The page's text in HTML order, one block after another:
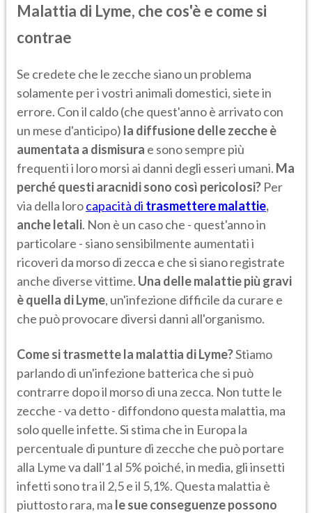
Malattia di Lyme, che cos'è e come si
contrae
Se credete che le zecche siano un problema
solamente per i vostri animali domestici, siete in
errore. Con il caldo (che quest'anno è arrivato con
un mese d'anticipo) la diffusione delle zecche è
aumentata a dismisura e sono sempre più
frequenti i loro morsi ai danni degli esseri umani. Ma
perché questi aracnidi sono così pericolosi? Per
via della lorocapacità di trasmettere malattie,
anche letali. Non è un caso che - quest'anno in
particolare - siano sensibilmente aumentati i
ricoveri da morso di zecca e che si siano registrate
anche diverse vittime. Una delle malattie più gravi
è quella di Lyme, un'infezione difficile da curare e
che può provocare diversi danni all'organismo.
Come si trasmette la malattia di Lyme?Stiamo
parlando di un'infezione batterica che si può
contrarre dopo il morso di una zecca. Non tutte le
zecche - va detto - diffondono questa malattia, ma
solo quelle infette. Si stima che in Europa la
percentuale di punture di zecche che può portare
alla Lyme va dall'1 al 5% poiché, in media, gli insetti
infetti sono tra il 2,5 e il 5,1%. Questa malattia è
piuttosto rara, ma le sue conseguenze possono